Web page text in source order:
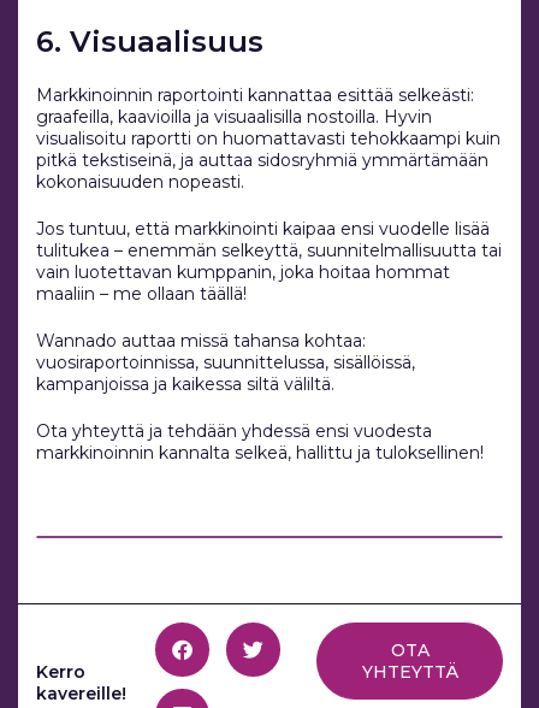
6. Visuaalisuus
Markkinoinnin raportointi kannattaa esittää selkeästi:
graafeilla, kaavioilla ja visuaalisilla nostoilla. Hyvin
visualisoitu raportti on huomattavasti tehokkaampi kuin
pitkä tekstiseinä, ja auttaa sidosryhmiä ymmärtämään
kokonaisuuden nopeasti. ️
Jos tuntuu, että markkinointi kaipaa ensi vuodelle lisää
tulitukea – enemmän selkeyttä, suunnitelmallisuutta tai
vain luotettavan kumppanin, joka hoitaa hommat
maaliin – me ollaan täällä!
Wannado auttaa missä tahansa kohtaa:
vuosiraportoinnissa, suunnittelussa, sisällöissä,
kampanjoissa ja kaikessa siltä väliltä.
Ota yhteyttä ja tehdään yhdessä ensi vuodesta
markkinoinnin kannalta selkeä, hallittu ja tuloksellinen!
Kerro
kavereille!
OTA
YHTEYTTÄ